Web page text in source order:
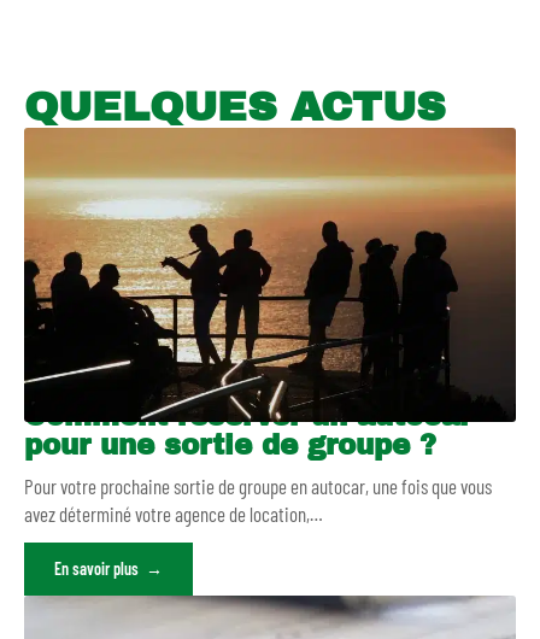
QUELQUES ACTUS
Comment réserver un autocar
pour une sortie de groupe ?
Pour votre prochaine sortie de groupe en autocar, une fois que vous
avez déterminé votre agence de location,…
En savoir plus